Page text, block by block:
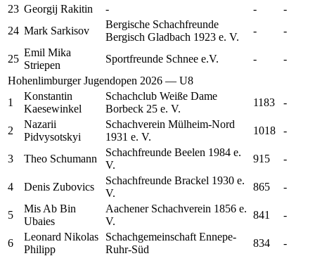
23 Georgij Rakitin - -
-
24 Mark Sarkisov
Bergische Schachfreunde
Bergisch Gladbach 1923 e. V.
- -
25
Emil Mika
Striepen
Sportfreunde Schnee e.V. -
-
Hohenlimburger Jugendopen 2026 — U8
1
Konstantin
Kaesewinkel
Schachclub Weiße Dame
Borbeck 25 e. V.
1183 -
2
Nazarii
Pidvysotskyi
Schachverein Mülheim-Nord
1931 e. V.
1018 -
3 Theo Schumann
Schachfreunde Beelen 1984 e.
V.
915 -
4 Denis Zubovics
Schachfreunde Brackel 1930 e.
V.
865 -
5
Mis Ab Bin
Ubaies
Aachener Schachverein 1856 e.
V.
841 -
6
Leonard Nikolas
Philipp
Schachgemeinschaft Ennepe-
Ruhr-Süd
834
-